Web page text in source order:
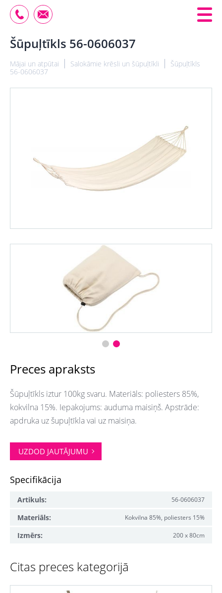
Šūpuļtīkls 56-0606037
Mājai un atpūtai Salokāmie krēsli un šūpuļtīkli
Šūpuļtīkls
56-0606037
Preces apraksts
Šūpuļtīkls iztur 100kg svaru. Materiāls: poliesters 85%,
kokvilna 15%. Iepakojums: auduma maisiņš. Apstrāde:
apdruka uz šupuļtīkla vai uz maisiņa.
UZDOD JAUTĀJUMU
Specifikācija
Artikuls: 56-0606037
Materiāls: Kokvilna 85%, poliesters 15%
Izmērs: 200 x 80cm
Citas preces kategorijā